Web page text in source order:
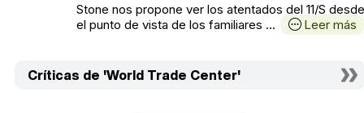
Stone nos propone ver los atentados del 11/S desde
el punto de vista de los familiares ...
Leer más
Críticas de 'World Trade Center'